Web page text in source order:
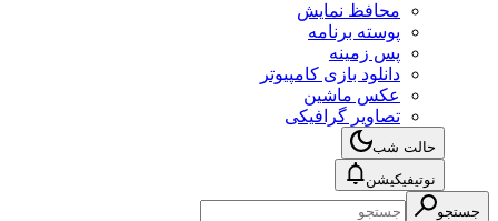
محافظ نمایش
پوسته برنامه
پس زمینه
دانلود بازی کامپیوتر
عکس ماشین
تصاویر گرافیکی
حالت شب
نوتیفیکیشن
جستجو